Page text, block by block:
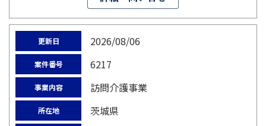
更新日 2026/08/06
案件番号 6217
事業内容 訪問介護事業
所在地 茨城県